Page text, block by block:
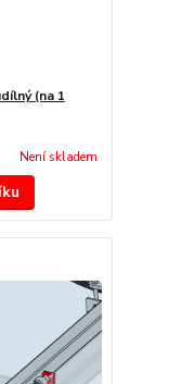
(na 1
Není skladem